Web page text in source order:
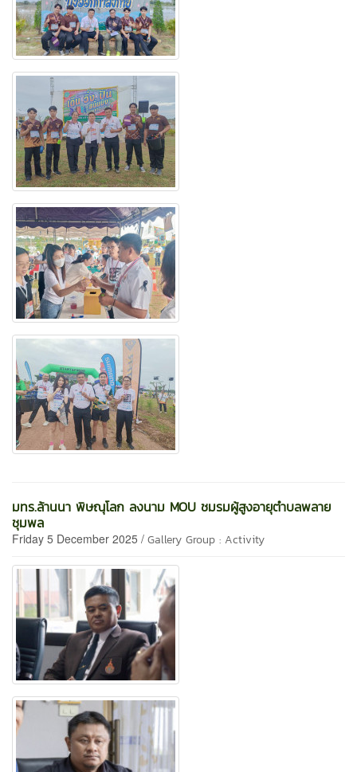
มทร.ล้านนา พิษณุโลก ลงนาม MOU ชมรมผู้สูงอายุตำบลพลาย
ชุมพล
Friday 5 December 2025 / Gallery Group : Activity